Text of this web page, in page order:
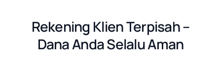
Rekening Klien Terpisah –
Dana Anda Selalu Aman